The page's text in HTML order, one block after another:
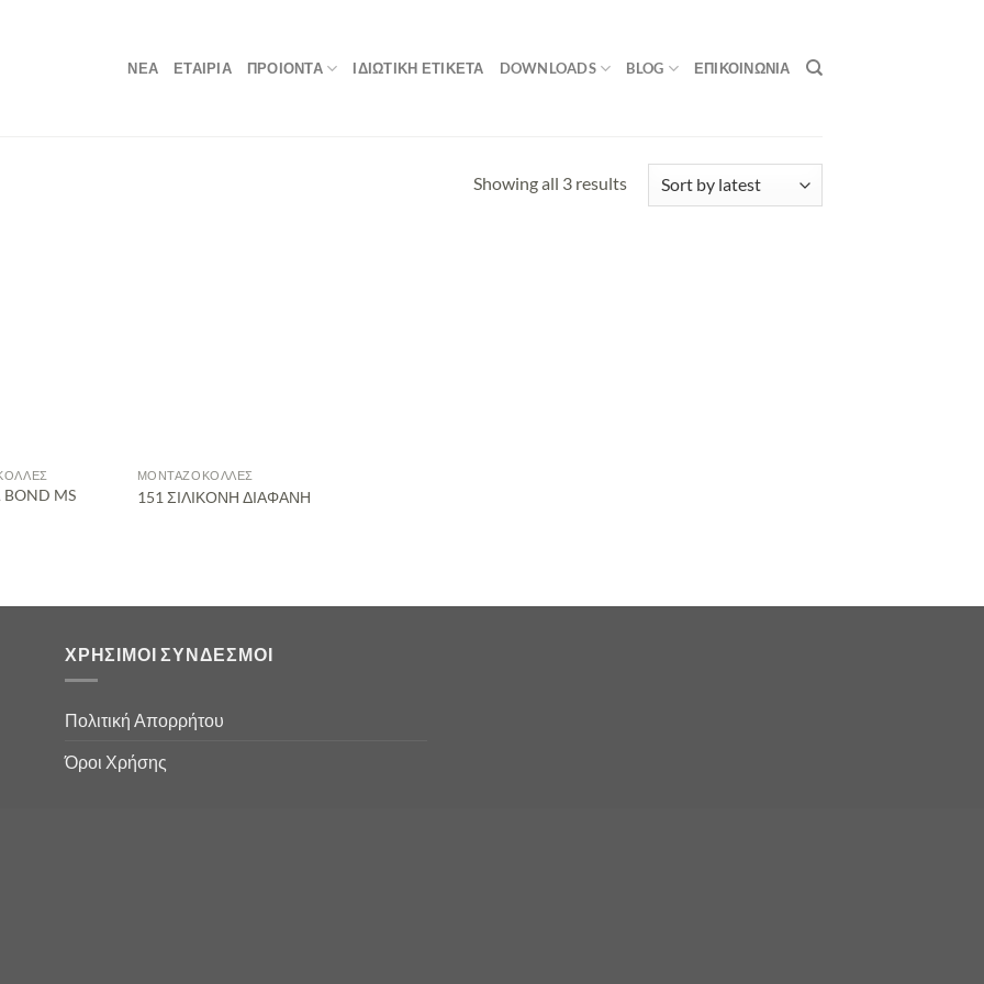
ΝΕΑ ΕΤΑΙΡΙΑ ΠΡΟΙΟΝΤΑ ΙΔΙΩΤΙΚΗ ΕΤΙΚΕΤΑ DOWNLOADS BLOG ΕΠΙΚΟΙΝΩΝΙΑ
Showing all 3 results
BOND MS
ΜΟΝΤΑΖΌΚΟΛΛΕΣ
151 ΣΙΛΙΚΟΝΗ ΔΙΑΦΑΝΗ
ΧΡΉΣΙΜΟΙ ΣΎΝΔΕΣΜΟΙ
Πολιτική Απορρήτου
Όροι Χρήσης